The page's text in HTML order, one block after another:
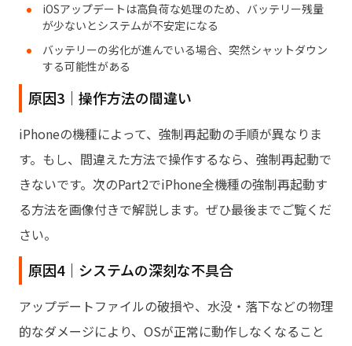
iOSアップデートは高負荷な処理のため、バッテリー残量
が少ないとシステムが不安定になる
バッテリーの劣化が進んでいる場合、突然シャットダウン
する可能性がある
原因3｜操作方法の間違い
iPhoneの機種によって、強制再起動の手順が異なりま
す。もし、間違えた方法で操作するなら、強制再起動で
きないです。次のPart2でiPhone全機種の強制再起動す
る方法を画像付きで解説します。ぜひ最後までご覧くだ
さい。
原因4｜システムの深刻な不具合
アップデートファイルの破損や、水没・落下などの物理
的なダメージにより、OSが正常に動作しなくなること